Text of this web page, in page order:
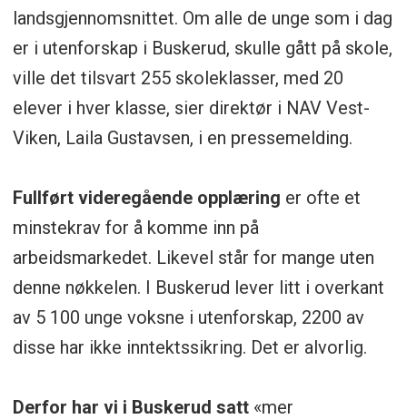
landsgjennomsnittet. Om alle de unge som i dag
er i utenforskap i Buskerud, skulle gått på skole,
ville det tilsvart 255 skoleklasser, med 20
elever i hver klasse, sier direktør i NAV Vest-
Viken, Laila Gustavsen, i en pressemelding.
Fullført videregående opplæring er ofte et
minstekrav for å komme inn på
arbeidsmarkedet. Likevel står for mange uten
denne nøkkelen. I Buskerud lever litt i overkant
av 5 100 unge voksne i utenforskap, 2200 av
disse har ikke inntektssikring. Det er alvorlig.
Derfor har vi i Buskerud satt«mer